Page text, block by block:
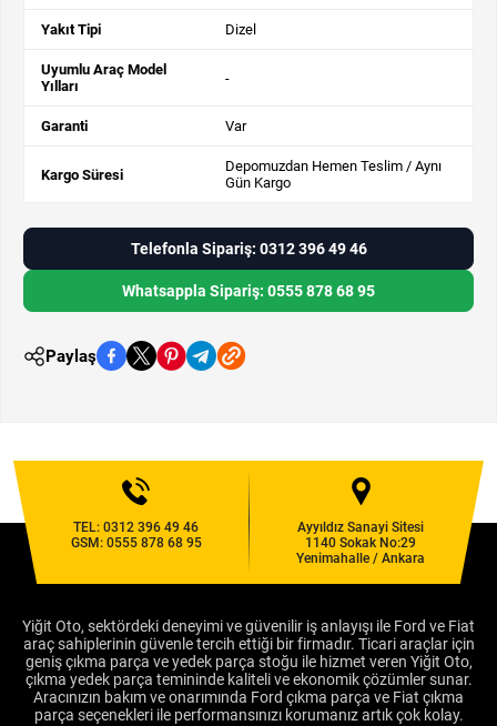
Yakıt Tipi Dizel
Uyumlu Araç Model
Yılları
-
Garanti Var
Kargo Süresi
Depomuzdan Hemen Teslim / Aynı
Gün Kargo
Telefonla Sipariş: 0312 396 49 46
Whatsappla Sipariş: 0555 878 68 95
Paylaş
TEL:0312 396 49 46
GSM: 0555 878 68 95
Ayyıldız Sanayi Sitesi
1140 Sokak No:29
Yenimahalle / Ankara
Yiğit Oto, sektördeki deneyimi ve güvenilir iş anlayışı ile Ford ve Fiat
araç sahiplerinin güvenle tercih ettiği bir firmadır. Ticari araçlar için
geniş çıkma parça ve yedek parça stoğu ile hizmet veren Yiğit Oto,
çıkma yedek parça temininde kaliteli ve ekonomik çözümler sunar.
Aracınızın bakım ve onarımında Ford çıkma parça ve Fiat çıkma
parça seçenekleri ile performansınızı korumanız artık çok kolay.